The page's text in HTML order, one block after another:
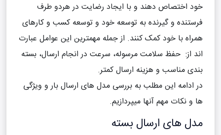
خود اختصاص دهند و با ایجاد رضایت در هردو طرف
فرستنده و گیرنده به توسعه خود و توسعه کسب و کارهای
همراه با خود کمک کنند. از جمله مهمترین این عوامل عبارت
اند از: حفظ سلامت مرسوله، سرعت در انجام ارسال، بسته
بندی مناسب و هزینه ارسال کمتر.
در ادامه این مطلب به بررسی مدل های ارسال بار و ویژگی
ها و نکات مهم آنها میپردازیم.
مدل های ارسال بسته